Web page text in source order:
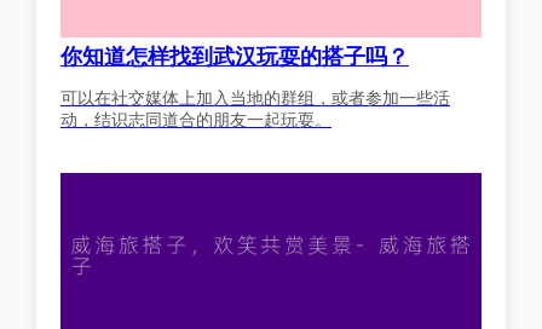
你知道怎样找到武汉玩耍的搭子吗？
可以在社交媒体上加入当地的群组，或者参加一些活
动，结识志同道合的朋友一起玩耍。